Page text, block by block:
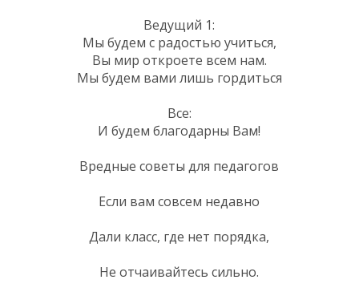
Ведущий 1:
Мы будем с радостью учиться,
Вы мир откроете всем нам.
Мы будем вами лишь гордиться
Все:
И будем благодарны Вам!
Вредные советы для педагогов
Если вам совсем недавно
Дали класс, где нет порядка,
Не отчаивайтесь сильно.